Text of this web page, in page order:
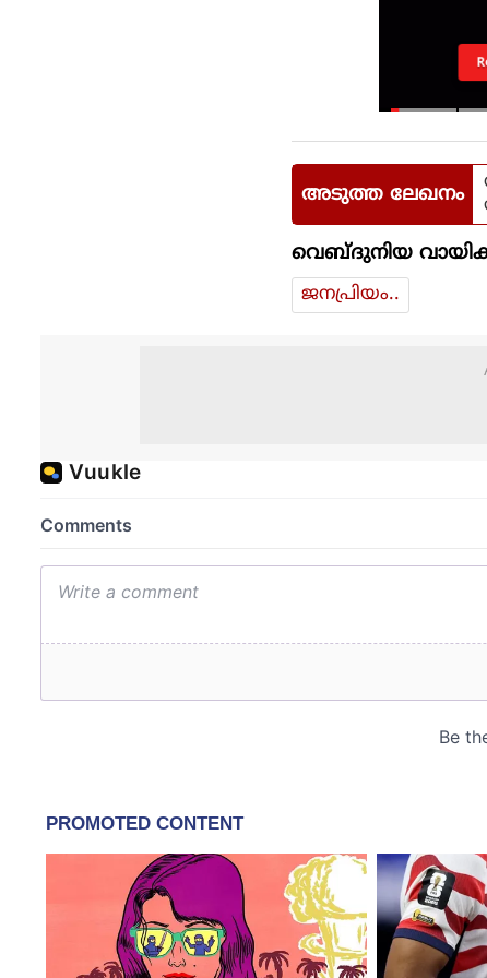
അടുത്ത ലേഖനം
വെബ്ദുനിയ
ജനപ്രിയം..